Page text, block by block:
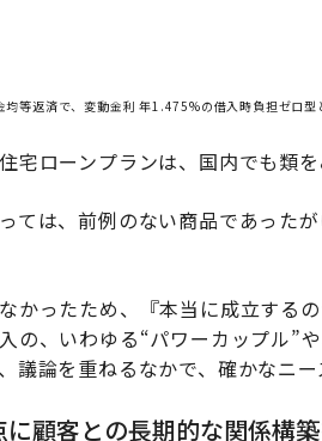
等返済で、変動金利 年1.475%の借入時負担ゼロ
宅ローンプランは、国内でも類を
ては、前例のない商品であった
かったため、『本当に成立する
の、いわゆる“パワーカップル”
議論を重ねるなかで、確かなニー
顧客との長期的な関係構